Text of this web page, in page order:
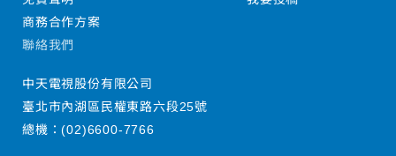
商務合作方案
聯絡我們
中天電視股份有限公司
臺北市內湖區民權東路六段25號
總機：(02)6600-7766